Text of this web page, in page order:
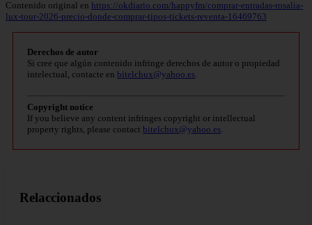
Contenido original en https://okdiario.com/happyfm/comprar-entradas-rosalia-
lux-tour-2026-precio-donde-comprar-tipos-tickets-reventa-16469763
Derechos de autor
Si cree que algún contenido infringe derechos de autor o propiedad
intelectual, contacte en bitelchux@yahoo.es
Copyright notice
If you believe any content infringes copyright or intellectual
property rights, please contact bitelchux@yahoo.es
Relaccionados